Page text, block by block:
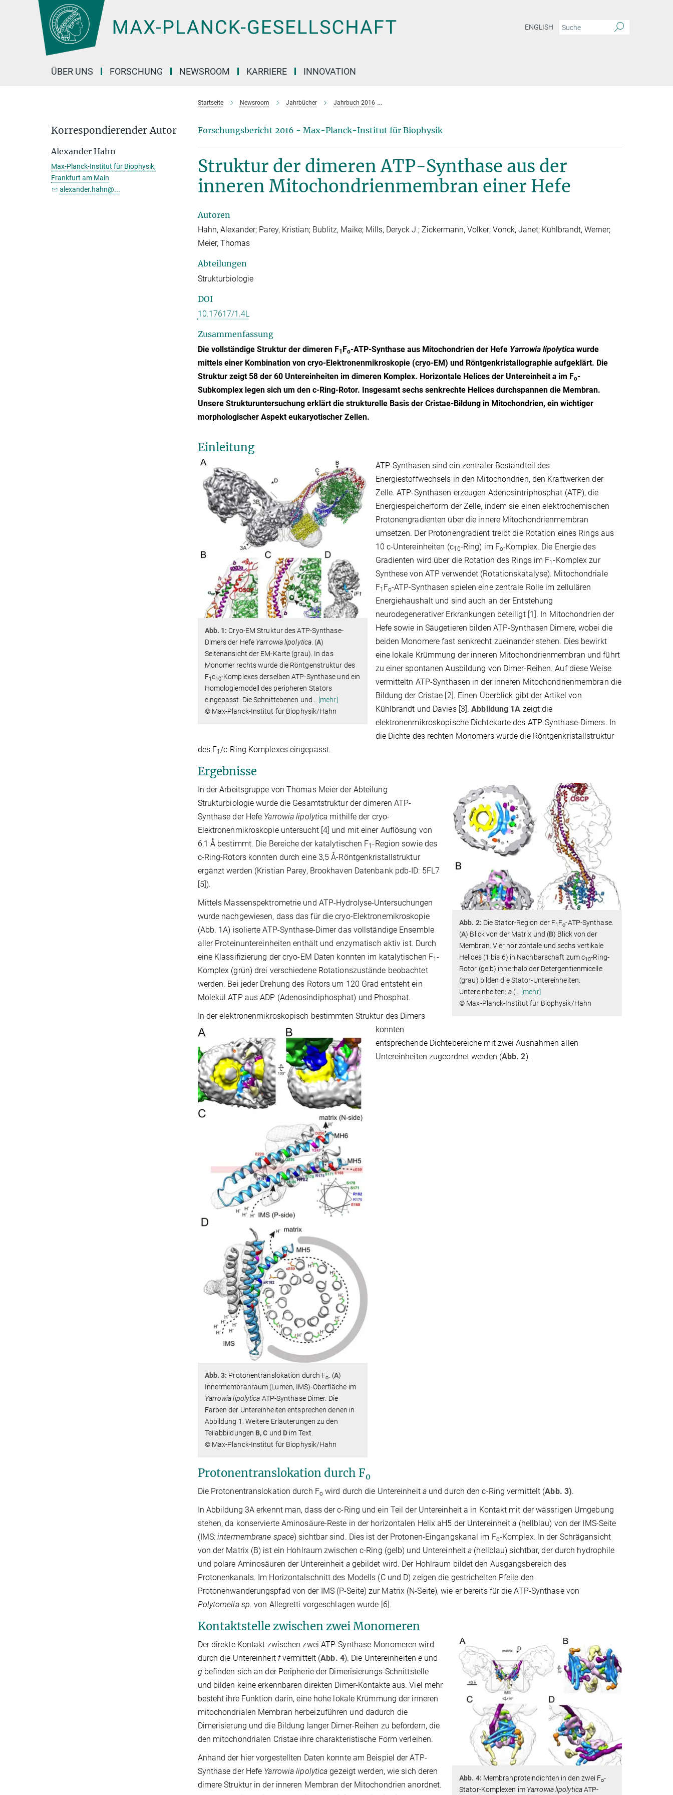
Hauptinhalt
ENGLISH
ÜBER UNS FORSCHUNG NEWSROOM KARRIERE INNOVATION
Startseite Newsroom Jahrbücher Jahrbuch 2016
Forschungsbericht 2016 - Max-Planck-Institut für Biophysik
Struktur der dimeren ATP-Synthase aus der
inneren Mitochondrienmembran einer Hefe
Autoren
Hahn, Alexander; Parey, Kristian; Bublitz, Maike; Mills, Deryck J.; Zickermann, Volker; Vonck, Janet; Kühlbrandt, Werner;
Meier, Thomas
Abteilungen
Strukturbiologie
DOI
10.17617/1.4L
Zusammenfassung
Die vollständige Struktur der dimeren F1 Fo-ATP-Synthase aus Mitochondrien der Hefe Yarrowia lipolyticawurde
mittels einer Kombination von cryo-Elektronenmikroskopie (cryo-EM) und Röntgenkristallographie aufgeklärt. Die
Struktur zeigt 58 der 60 Untereinheiten im dimeren Komplex. Horizontale Helices der Untereinheitaim Fo-
Subkomplex legen sich um den c-Ring-Rotor. Insgesamt sechs senkrechte Helices durchspannen die Membran.
Unsere Strukturuntersuchung erklärt die strukturelle Basis der Cristae-Bildung in Mitochondrien, ein wichtiger
morphologischer Aspekt eukaryotischer Zellen.
Einleitung
Abb. 1:Cryo-EM Struktur des ATP-Synthase-
Dimers der Hefe Yarrowia lipolytica . (A)
Seitenansicht der EM-Karte (grau). In das
Monomer rechts wurde die Röntgenstruktur des
F1c10-Komplexes derselben ATP-Synthase und ein
Homologiemodell des peripheren Stators
eingepasst. Die Schnittebenen und
[mehr]
© Max-Planck-Institut für Biophysik/Hahn
ATP-Synthasen sind ein zentraler Bestandteil des
Energiestoffwechsels in den Mitochondrien, den Kraftwerken der
Zelle. ATP-Synthasen erzeugen Adenosintriphosphat (ATP), die
Energiespeicherform der Zelle, indem sie einen elektrochemischen
Protonengradienten über die innere Mitochondrienmembran
umsetzen. Der Protonengradient treibt die Rotation eines Rings aus
10 c-Untereinheiten (c10-Ring) im Fo-Komplex. Die Energie des
Gradienten wird über die Rotation des Rings im F1-Komplex zur
Synthese von ATP verwendet (Rotationskatalyse). Mitochondriale
F1 Fo-ATP-Synthasen spielen eine zentrale Rolle im zellulären
Energiehaushalt und sind auch an der Entstehung
neurodegenerativer Erkrankungen beteiligt [1]. In Mitochondrien der
Hefe sowie in Säugetieren bilden ATP-Synthasen Dimere, wobei die
beiden Monomere fast senkrecht zueinander stehen. Dies bewirkt
eine lokale Krümmung der inneren Mitochondrienmembran und führt
zu einer spontanen Ausbildung von Dimer-Reihen. Auf diese Weise
vermitteltn ATP-Synthasen in der inneren Mitochondrienmembran die
Bildung der Cristae [2]. Einen Überblick gibt der Artikel von
Kühlbrandt und Davies [3].Abbildung 1A zeigt die
elektronenmikroskopische Dichtekarte des ATP-Synthase-Dimers. In
die Dichte des rechten Monomers wurde die Röntgenkristallstruktur
des F1/c-Ring Komplexes eingepasst.
Ergebnisse
Abb. 2: Die Stator-Region der F1 Fo-ATP-Synthase.
(A) Blick von der Matrix und (B) Blick von der
Membran. Vier horizontale und sechs vertikale
Helices (1 bis 6) in Nachbarschaft zum c10-Ring-
Rotor (gelb) innerhalb der Detergentienmicelle
(grau) bilden die Stator-Untereinheiten.
Untereinheiten: a(… [mehr]
© Max-Planck-Institut für Biophysik/Hahn
In der Arbeitsgruppe von Thomas Meier der Abteilung
Strukturbiologie wurde die Gesamtstruktur der dimeren ATP-
Synthase der Hefe Yarrowia lipolytica mithilfe der cryo-
Elektronenmikroskopie untersucht [4] und mit einer Auflösung von
6,1 Å bestimmt. Die Bereiche der katalytischen F1-Region sowie des
c-Ring-Rotors konnten durch eine 3,5 Å-Röntgenkristallstruktur
ergänzt werden (Kristian Parey, Brookhaven Datenbank pdb-ID: 5FL7
[5]).
Mittels Massenspektrometrie und ATP-Hydrolyse-Untersuchungen
wurde nachgewiesen, dass das für die cryo-Elektronemikroskopie
(Abb. 1A) isolierte ATP-Synthase-Dimer das vollständige Ensemble
aller Proteinuntereinheiten enthält und enzymatisch aktiv ist. Durch
eine Klassifizierung der cryo-EM Daten konnten im katalytischen F1-
Komplex (grün) drei verschiedene Rotationszustände beobachtet
werden. Bei jeder Drehung des Rotors um 120 Grad entsteht ein
Molekül ATP aus ADP (Adenosindiphosphat) und Phosphat.
Abb. 3: Protonentranslokation durch Fo. (A)
Innermembranraum (Lumen, IMS)-Oberfläche im
Yarrowia lipolytica ATP-Synthase Dimer. Die
Farben der Untereinheiten entsprechen denen in
Abbildung 1. Weitere Erläuterungen zu den
Teilabbildungen B, C und D im Text.
© Max-Planck-Institut für Biophysik/Hahn
In der elektronenmikroskopisch bestimmten Struktur des Dimers
konnten
entsprechende Dichtebereiche mit zwei Ausnahmen allen
Untereinheiten zugeordnet werden (Abb. 2).
Protonentranslokation durch Fo
Die Protonentranslokation durch Fowird durch die Untereinheit aund durch den c-Ring vermittelt (Abb. 3).
In Abbildung 3A erkennt man, dass der c-Ring und ein Teil der Untereinheit a in Kontakt mit der wässrigen Umgebung
stehen, da konservierte Aminosäure-Reste in der horizontalen Helix aH5 der Untereinheita (hellblau) von der IMS-Seite
(IMS:intermembrane space) sichtbar sind. Dies ist der Protonen-Eingangskanal im Fo-Komplex. In der Schrägansicht
von der Matrix (B) ist ein Hohlraum zwischen c-Ring (gelb) und Untereinheita (hellblau) sichtbar, der durch hydrophile
und polare Aminosäuren der Untereinheit agebildet wird. Der Hohlraum bildet den Ausgangsbereich des
Protonenkanals. Im Horizontalschnitt des Modells (C und D) zeigen die gestrichelten Pfeile den
Protonenwanderungspfad von der IMS (P-Seite) zur Matrix (N-Seite), wie er bereits für die ATP-Synthase von
Polytomella sp. von Allegretti vorgeschlagen wurde [6].
Kontaktstelle zwischen zwei Monomeren
Abb. 4: Membranproteindichten in den zwei Fo-
Stator-Komplexen im Yarrowia lipolyticaATP-
Der direkte Kontakt zwischen zwei ATP-Synthase-Monomeren wird
durch die Untereinheit fvermittelt (Abb. 4). Die Untereinheitene und
g befinden sich an der Peripherie der Dimerisierungs-Schnittstelle
und bilden keine erkennbaren direkten Dimer-Kontakte aus. Viel mehr
besteht ihre Funktion darin, eine hohe lokale Krümmung der inneren
mitochondrialen Membran herbeizuführen und dadurch die
Dimerisierung und die Bildung langer Dimer-Reihen zu befördern, die
den mitochondrialen Cristae ihre charakteristische Form verleihen.
Anhand der hier vorgestellten Daten konnte am Beispiel der ATP-
Synthase der Hefe Yarrowia lipolytica gezeigt werden, wie sich deren
dimere Struktur in der inneren Membran der Mitochondrien anordnet.
Korrespondierender Autor
Alexander Hahn
Max-Planck-Institut für Biophysik,
Frankfurt am Main
alexander.hahn@...